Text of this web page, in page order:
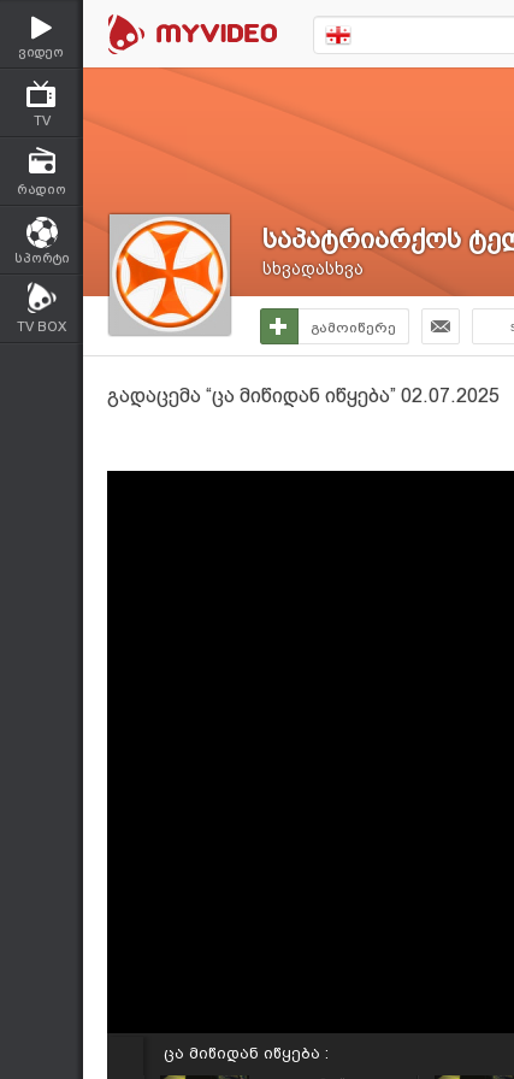
ვიდეო
TV
რადიო
სპორტი
TV BOX
საპატრიარქოს
სხვადასხვა
გამოიწერე
გადაცემა “ცა მიწიდან იწყება” 02.07.2025
ცა მიწიდან იწყება :